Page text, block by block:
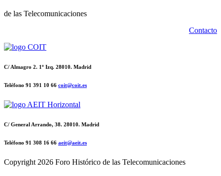
de las Telecomunicaciones
Contacto
C/ Almagro 2. 1º Izq. 28010. Madrid
Teléfono 91 391 10 66 coit@coit.es
C/ General Arrando, 38. 28010. Madrid
Teléfono 91 308 16 66 aeit@aeit.es
Copyright 2026 Foro Histórico de las Telecomunicaciones